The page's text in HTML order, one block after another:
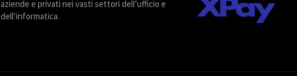
aziende e privati nei vasti settori dell’ufficio e
dell’informatica.